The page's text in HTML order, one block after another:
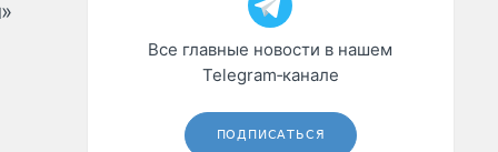
Все главные новости в нашем
Telegram‑канале
ПОДПИСАТЬСЯ